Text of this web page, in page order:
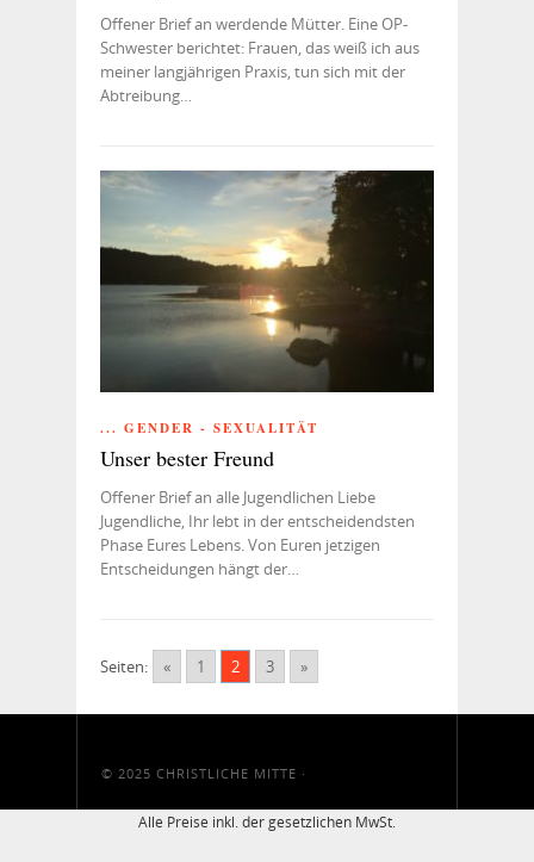
Offener Brief an werdende Mütter. Eine OP-
Schwester berichtet: Frauen, das weiß ich aus
meiner langjährigen Praxis, tun sich mit der
Abtreibung…
... GENDER - SEXUALITÄT
Unser bester Freund
Offener Brief an alle Jugendlichen Liebe
Jugendliche, Ihr lebt in der entscheidendsten
Phase Eures Lebens. Von Euren jetzigen
Entscheidungen hängt der…
Seiten: « 1 2 3 »
© 2025 CHRISTLICHE MITTE ·
Alle Preise inkl. der gesetzlichen MwSt.